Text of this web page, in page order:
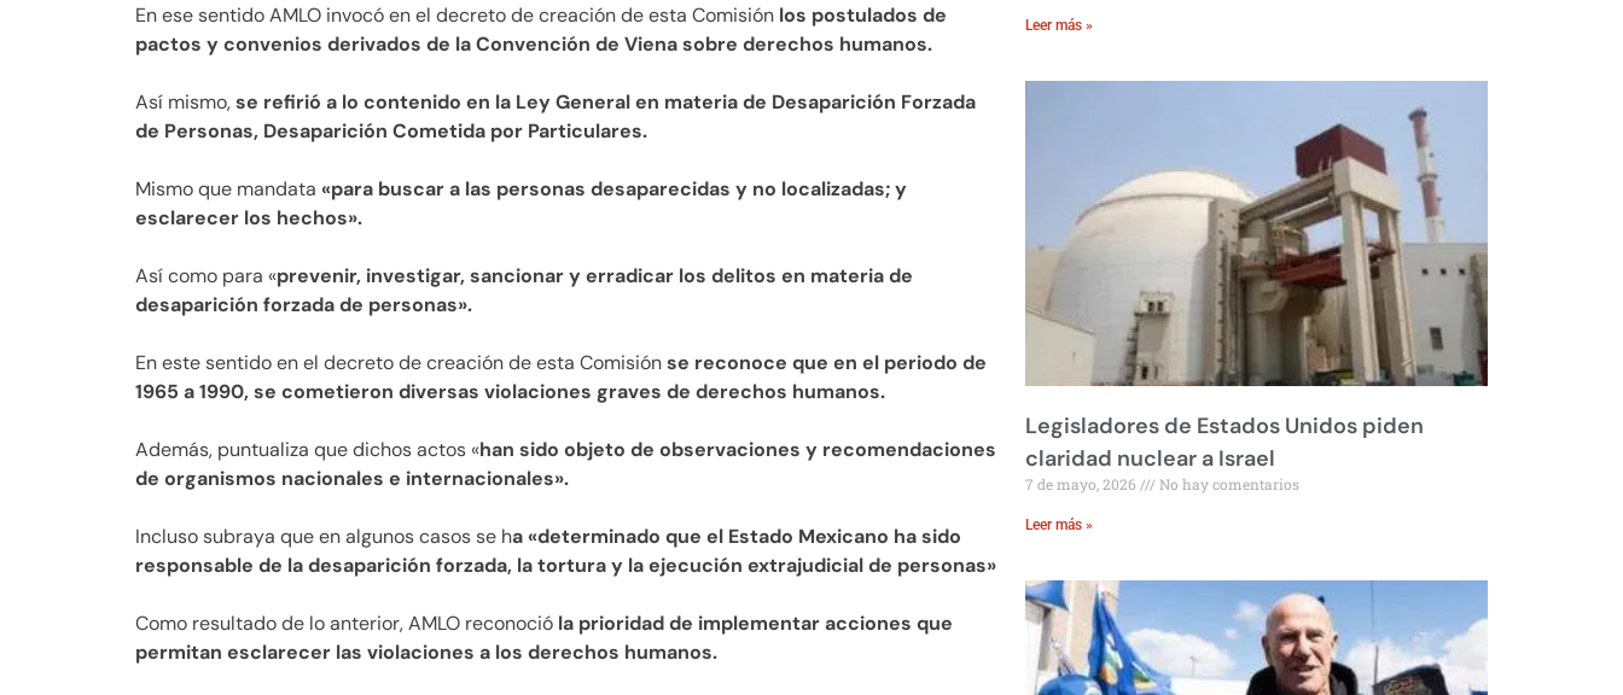
En ese sentido AMLO invocó en el decreto de creación de esta Comisión los postulados de
pactos y convenios derivados de la Convención de Viena sobre derechos humanos.
Así mismo,se refirió a lo contenido en la Ley General en materia de Desaparición Forzada
de Personas, Desaparición Cometida por Particulares.
Mismo que mandata «para buscar a las personas desaparecidas y no localizadas; y
esclarecer los hechos».
Así como para «prevenir, investigar, sancionar y erradicar los delitos en materia de
desaparición forzada de personas».
En este sentido en el decreto de creación de esta Comisiónse reconoce que en el periodo de
1965 a 1990, se cometieron diversas violaciones graves de derechos humanos.
Además, puntualiza que dichos actos «han sido objeto de observaciones y recomendaciones
de organismos nacionales e internacionales».
Incluso subraya que en algunos casos se ha «determinado que el Estado Mexicano ha sido
responsable de la desaparición forzada, la tortura y la ejecución extrajudicial de personas»
Como resultado de lo anterior, AMLO reconoció la prioridad de implementar acciones que
permitan esclarecer las violaciones a los derechos humanos.
Leer más »
Legisladores de Estados Unidos piden
claridad nuclear a Israel
7 de mayo, 2026 No hay comentarios
Leer más »